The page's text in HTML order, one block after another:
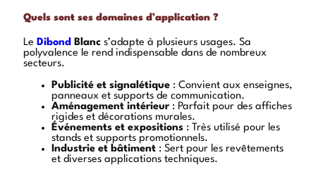
Quels sont ses domaines d’application ?
Le Dibond Blanc s’adapte à plusieurs usages. Sa
polyvalence le rend indispensable dans de nombreux
secteurs.
Publicité et signalétique : Convient aux enseignes,
panneaux et supports de communication.
Aménagement intérieur: Parfait pour des affiches
rigides et décorations murales.
Événements et expositions : Très utilisé pour les
stands et supports promotionnels.
Industrie et bâtiment : Sert pour les revêtements
et diverses applications techniques.